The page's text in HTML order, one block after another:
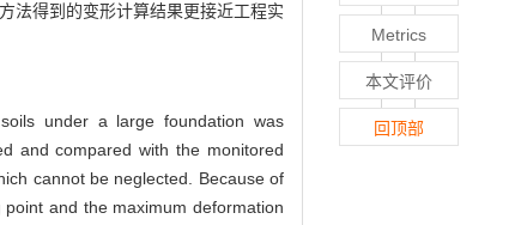
法得到的变形计算结果更接近工程实
under a large foundation was
and compared with the monitored
cannot be neglected. Because of
and the maximum deformation
Metrics
本文评价
回顶部